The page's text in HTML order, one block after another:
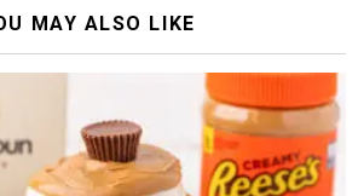
MAY ALSO LIKE